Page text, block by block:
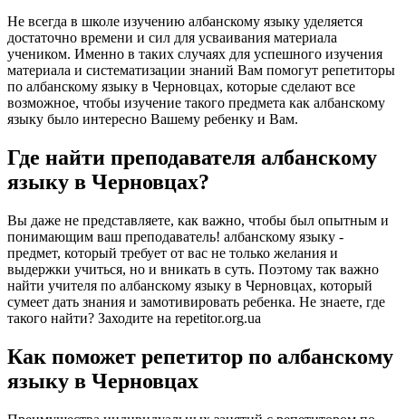
Не всегда в школе изучению албанскому языку уделяется
достаточно времени и сил для усваивания материала
учеником. Именно в таких случаях для успешного изучения
материала и систематизации знаний Вам помогут репетиторы
по албанскому языку в Черновцах, которые сделают все
возможное, чтобы изучение такого предмета как албанскому
языку было интересно Вашему ребенку и Вам.
Где найти преподавателя албанскому
языку в Черновцах?
Вы даже не представляете, как важно, чтобы был опытным и
понимающим ваш преподаватель! албанскому языку -
предмет, который требует от вас не только желания и
выдержки учиться, но и вникать в суть. Поэтому так важно
найти учителя по албанскому языку в Черновцах, который
сумеет дать знания и замотивировать ребенка. Не знаете, где
такого найти? Заходите на repetitor.org.ua
Как поможет репетитор по албанскому
языку в Черновцах